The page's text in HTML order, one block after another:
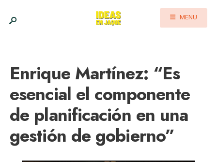
MENU
Enrique Martínez: “Es
esencial el componente
de planificación en una
gestión de gobierno”